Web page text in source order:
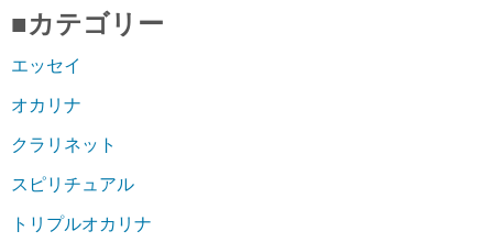
■カテゴリー
エッセイ
オカリナ
クラリネット
スピリチュアル
トリプルオカリナ